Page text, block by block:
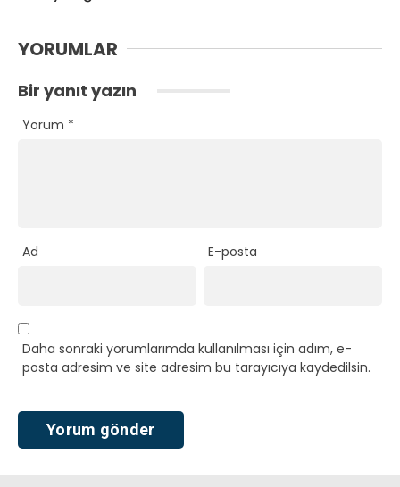
YORUMLAR
Bir yanıt yazın
Yorum *
Ad E-posta
Daha sonraki yorumlarımda kullanılması için adım, e-
posta adresim ve site adresim bu tarayıcıya kaydedilsin.